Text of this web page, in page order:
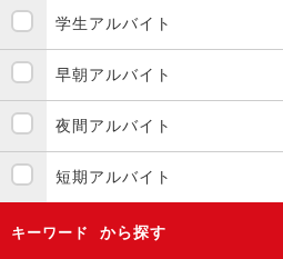
学生アルバイト
早朝アルバイト
夜間アルバイト
短期アルバイト
キーワード から探す